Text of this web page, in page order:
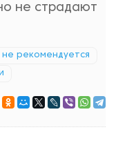
не страдают
рекомендуется